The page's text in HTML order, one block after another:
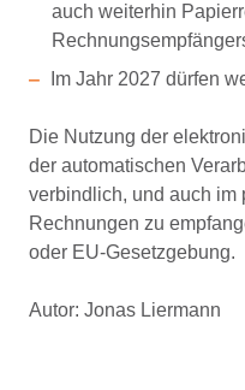
auch weiterhin
Im Jahr 2027 dürfen
Die Nutzung der
der automatischen
verbindlich, und auch im
Rechnungen zu
oder EU-Gesetzgebung.
Autor: Jonas Liermann